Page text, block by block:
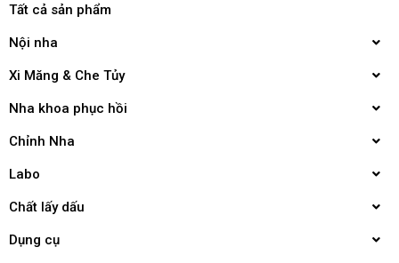
Tất cả sản phẩm
Nội nha
Xi Măng & Che Tủy
Nha khoa phục hồi
Chỉnh Nha
Labo
Chất lấy dấu
Dụng cụ